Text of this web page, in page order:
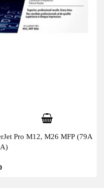
Pro M12, M26 MFP (79A